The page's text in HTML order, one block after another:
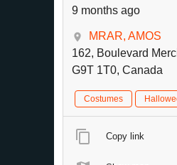
9 months ago
MRAR, AMOS
162, Boulevard
G9T 1T0, Canada
Costumes
Copy link